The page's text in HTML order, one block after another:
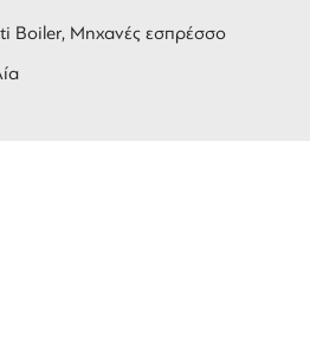
Boiler, Μηχανές εσπρέσσο